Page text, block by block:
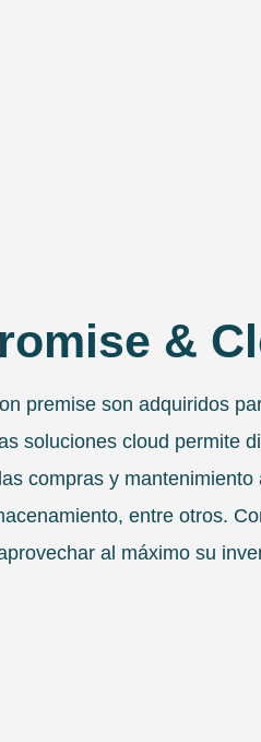
&
premise son adquiridos
soluciones cloud permite
compras y
entre otros.
al máximo su